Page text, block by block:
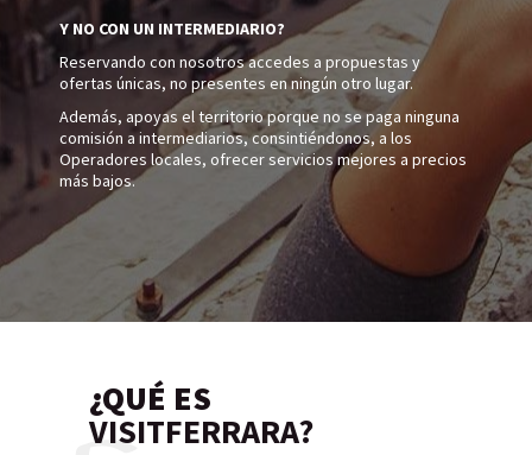
Y NO CON UN INTERMEDIARIO?
Reservando con nosotros accedes a propuestas y
ofertas únicas, no presentes en ningún otro lugar.
Además, apoyas el territorio porque no se paga ninguna
comisión a intermediarios, consintiéndonos, a los
Operadores locales, ofrecer servicios mejores a precios
más bajos.
¿QUÉ ES
VISITFERRARA?